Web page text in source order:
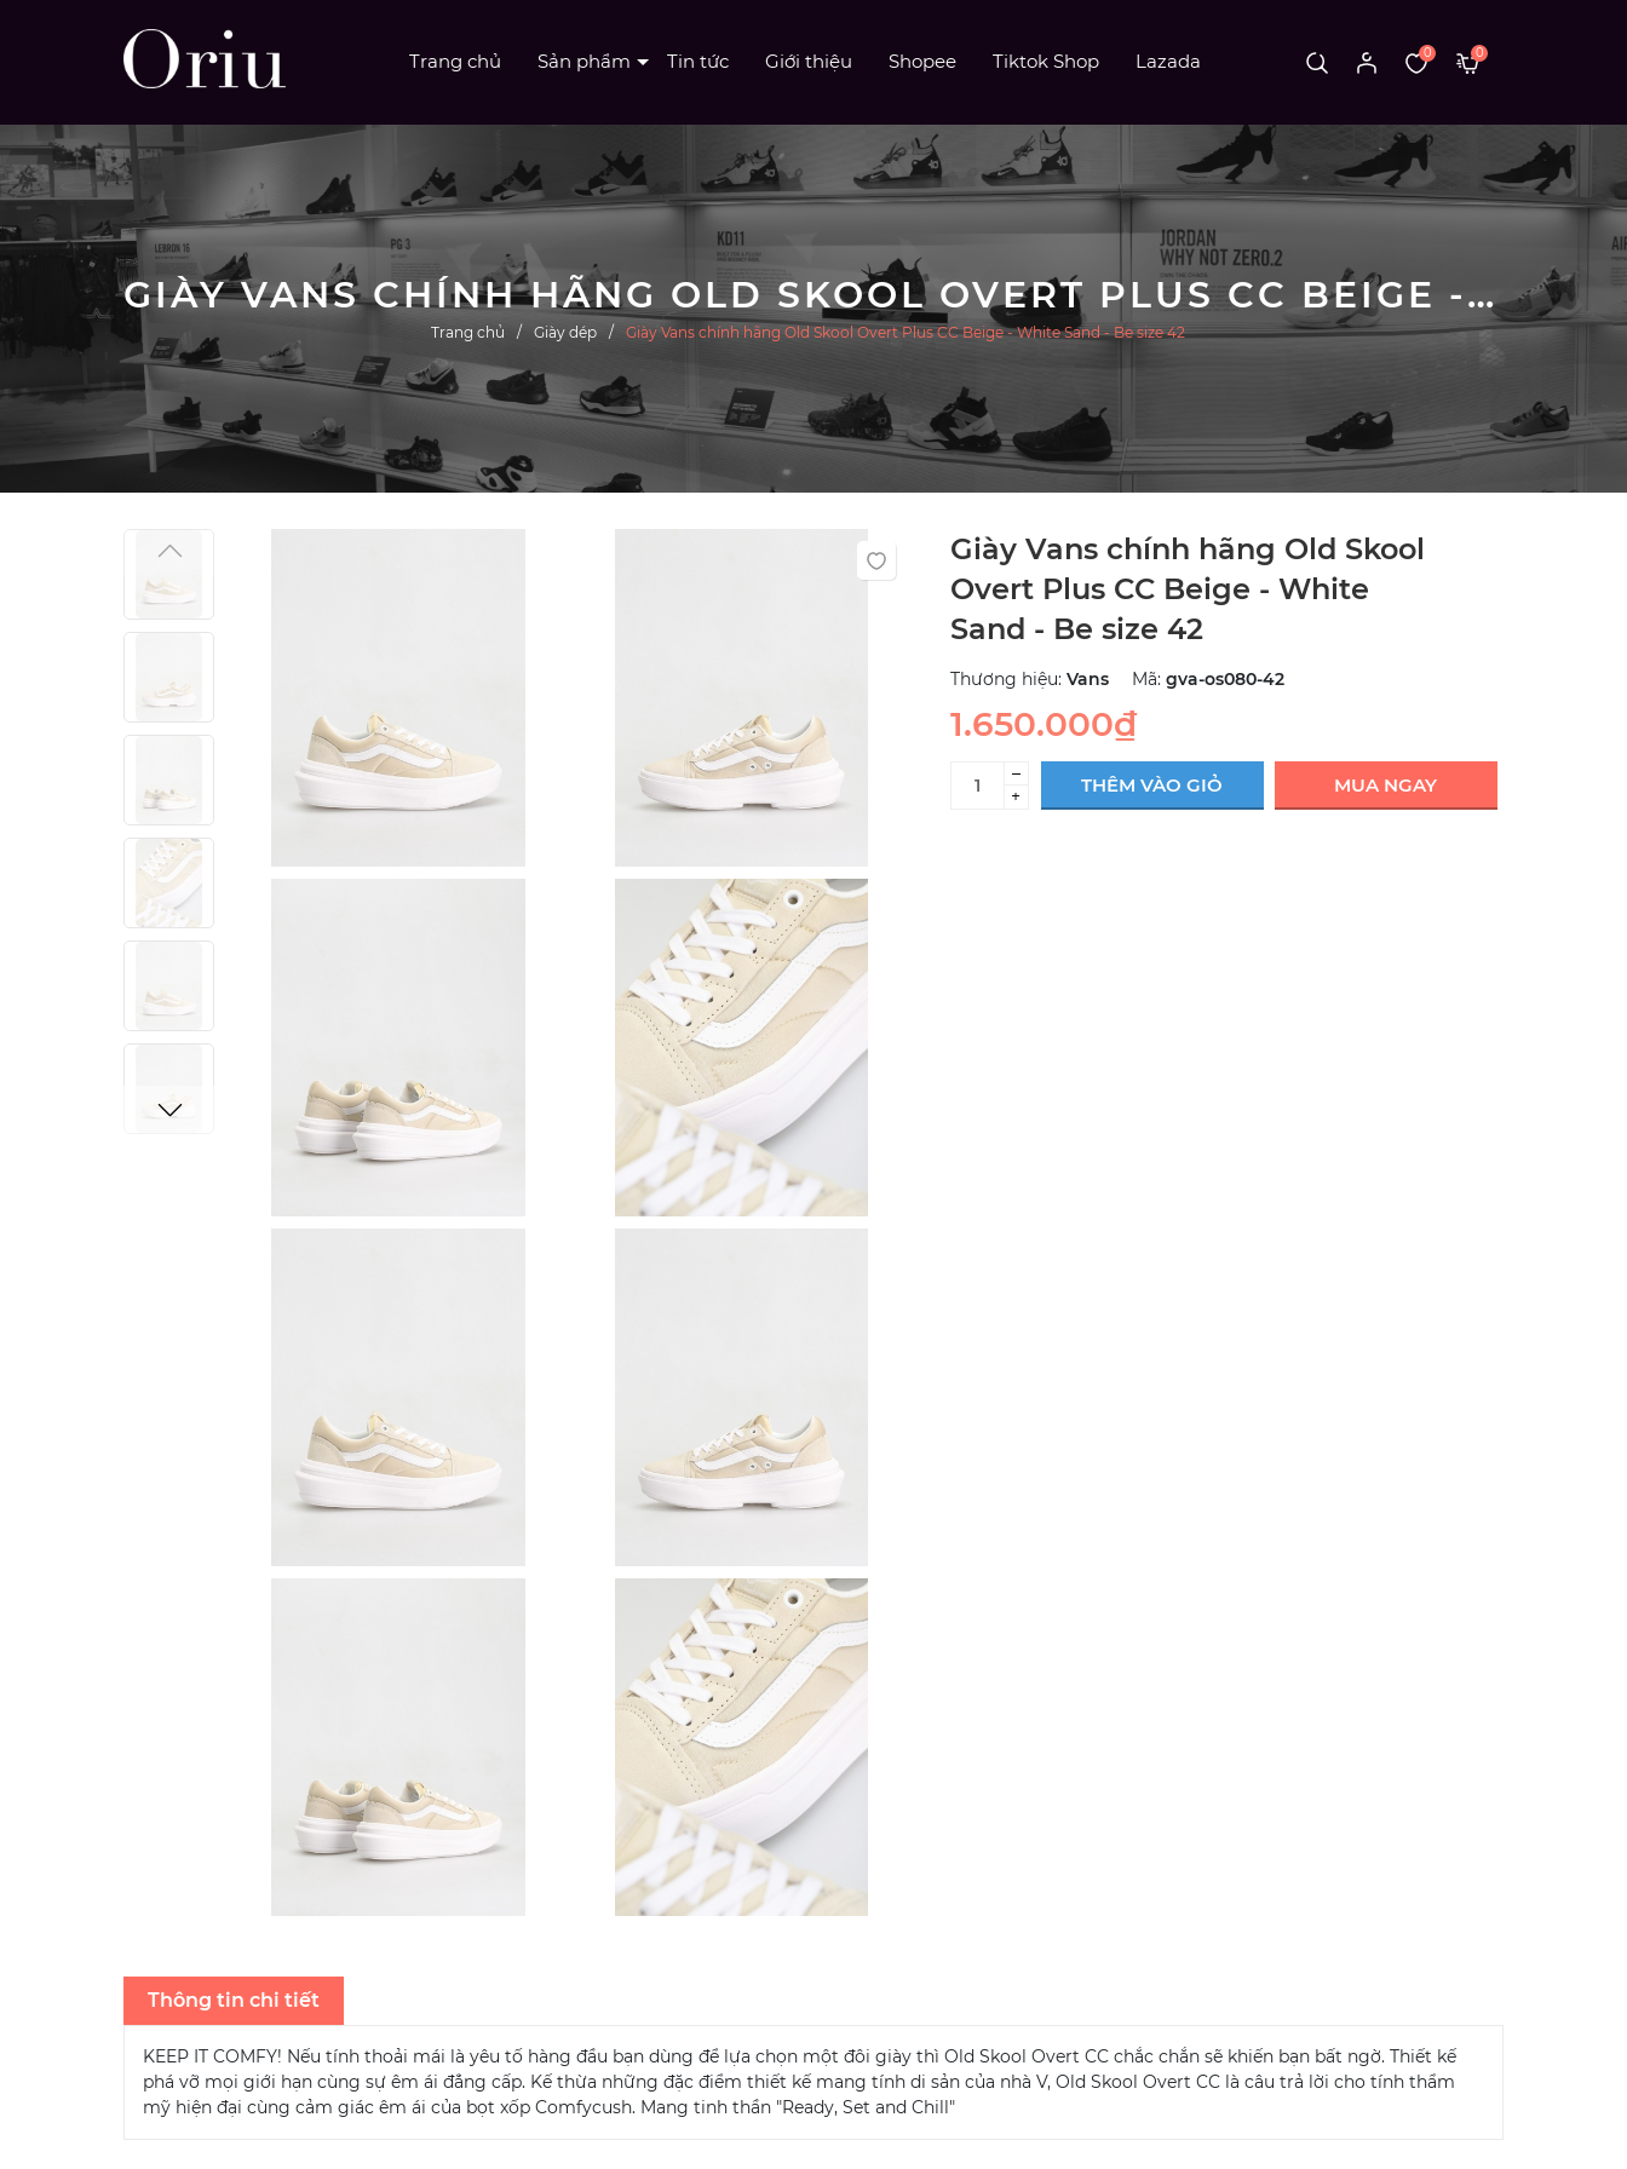
Trang chủ Sản phẩm Tin tức Giới thiệu Shopee Tiktok Shop Lazada 0 0
GIÀY VANS CHÍNH HÃNG OLD SKOOL OVERT PLUS CC BEIGE - WHITE SAND - BE SIZE 42
Trang chủ Giày dép Giày Vans chính hãng Old Skool Overt Plus CC Beige - White Sand - Be size 42
Giày Vans chính hãng Old Skool
Overt Plus CC Beige - White
Sand - Be size 42
Thương hiệu: Vans Mã: gva-os080-42
1.650.000₫
–
+
THÊM VÀO GIỎ MUA NGAY
Thông tin chi tiết
KEEP IT COMFY! Nếu tính thoải mái là yêu tố hàng đầu bạn dùng để lựa chọn một đôi giày thì Old Skool Overt CC chắc chắn sẽ khiến bạn bất ngờ. Thiết kế
phá vỡ mọi giới hạn cùng sự êm ái đẳng cấp. Kế thừa những đặc điểm thiết kế mang tính di sản của nhà V, Old Skool Overt CC là câu trả lời cho tính thẩm
mỹ hiện đại cùng cảm giác êm ái của bọt xốp Comfycush. Mang tinh thần "Ready, Set and Chill"